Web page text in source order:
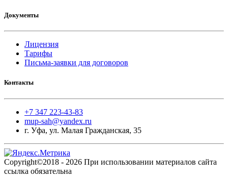
Документы
Лицензия
Тарифы
Письма-заявки для договоров
Контакты
+7 347 223-43-83
mup-sah@yandex.ru
г. Уфа, ул. Малая Гражданская, 35
Copyright©2018 - 2026 При использовании материалов сайта
ссылка обязательна